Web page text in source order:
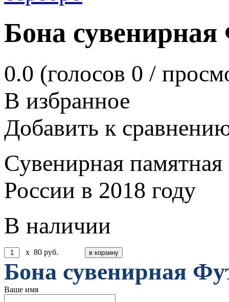
Бона сувенирная
0.0 (голосов 0 /
В избранное
Добавить к
Сувенирная
России в 2018 году
В наличии
x 80 руб.
Бона сувенирная
Ваше имя